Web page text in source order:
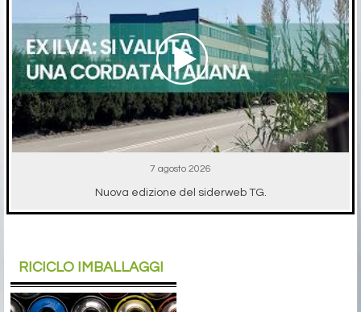
7 agosto 2026
Nuova edizione del siderweb TG.
RICICLO IMBALLAGGI